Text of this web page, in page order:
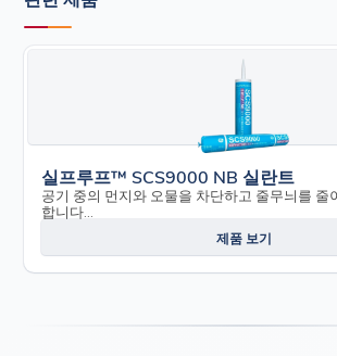
실프루프™ SCS9000 NB 실란트
공기 중의 먼지와 오물을 차단하고 줄무늬를 줄
합니다...
제품 보기